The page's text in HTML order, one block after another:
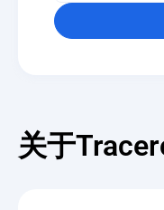
关于